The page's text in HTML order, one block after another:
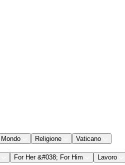
Mondo Religione Vaticano
For Her &#038; For Him Lavoro